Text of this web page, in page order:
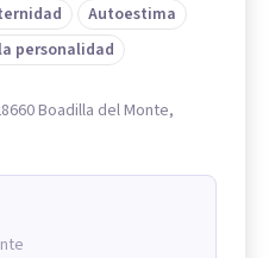
Autoestima
personalidad
Boadilla del Monte,